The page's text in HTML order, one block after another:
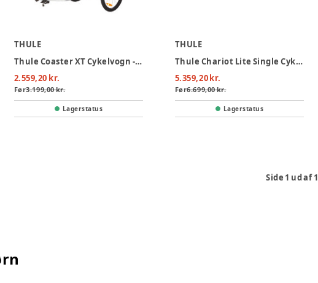
THULE
Thule Coaster XT Cykelvogn - Blue
2.559,20 kr.
Før3.199,00 kr.
Lagerstatus
THULE
Thule Chariot Lite Single Cykelvogn - Vintage Green
5.359,20 kr.
Før6.699,00 kr.
Lagerstatus
Side 1 ud af1